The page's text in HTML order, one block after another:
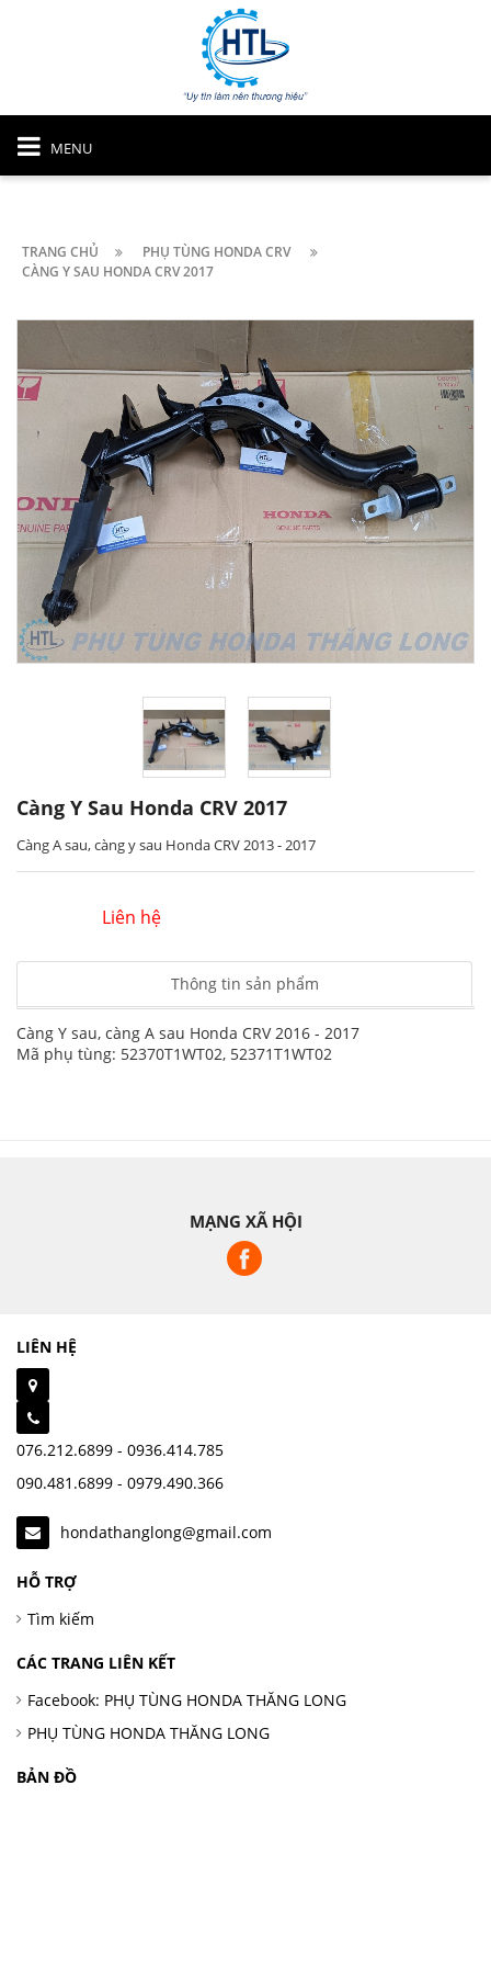
MENU
TRANG CHỦ
PHỤ TÙNG HONDA CRV
CÀNG Y SAU HONDA CRV 2017
Càng Y Sau Honda CRV 2017
Càng A sau, càng y sau Honda CRV 2013 - 2017
Liên hệ
Thông tin sản phẩm
Càng Y sau, càng A sau Honda CRV 2016 - 2017
Mã phụ tùng: 52370T1WT02, 52371T1WT02
MẠNG XÃ HỘI
LIÊN HỆ
076.212.6899 - 0936.414.785
090.481.6899 - 0979.490.366
hondathanglong@gmail.com
HỖ TRỢ
Tìm kiếm
CÁC TRANG LIÊN KẾT
Facebook: PHỤ TÙNG HONDA THĂNG LONG
PHỤ TÙNG HONDA THĂNG LONG
BẢN ĐỒ